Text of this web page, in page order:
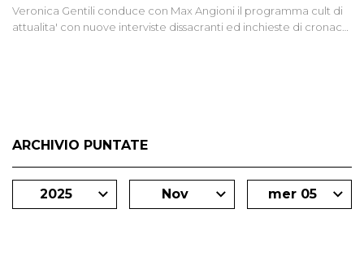
Veronica Gentili conduce con Max Angioni il programma cult di
attualita' con nuove interviste dissacranti ed inchieste di cronaca
ARCHIVIO PUNTATE
2025 Nov mer 05